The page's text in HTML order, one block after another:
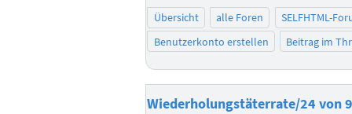
Übersicht alle Foren
SELFHTML-
Benutzerkonto erstellen
Beitrag im
Wiederholungstäterrate/24 von